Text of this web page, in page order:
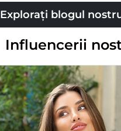
Explorați blogul
Influencerii